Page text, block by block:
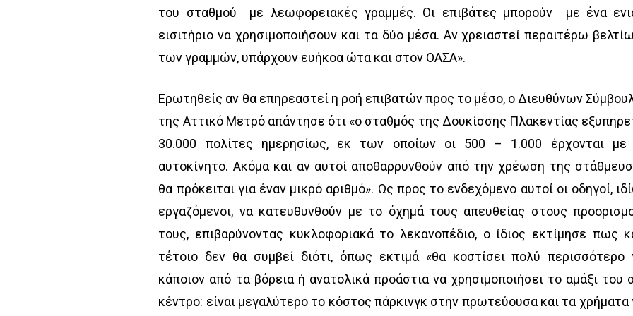
του σταθμού με λεωφορειακές γραμμές. Οι επιβάτες μπορούν με ένα
εισιτήριο να χρησιμοποιήσουν και τα δύο μέσα. Αν χρειαστεί περαιτέρω
των γραμμών, υπάρχουν ευήκοα ώτα και στον ΟΑΣΑ».
Ερωτηθείς αν θα επηρεαστεί η ροή επιβατών προς το μέσο, ο Διευθύνων
της Αττικό Μετρό απάντησε ότι «ο σταθμός της Δουκίσσης Πλακεντίας
30.000 πολίτες ημερησίως, εκ των οποίων οι 500 – 1.000 έρχονται με
αυτοκίνητο. Ακόμα και αν αυτοί αποθαρρυνθούν από την χρέωση της
θα πρόκειται για έναν μικρό αριθμό». Ως προς το ενδεχόμενο αυτοί οι οδηγοί,
εργαζόμενοι, να κατευθυνθούν με το όχημά τους απευθείας στους
τους, επιβαρύνοντας κυκλοφοριακά το λεκανοπέδιο, ο ίδιος εκτίμησε πως
τέτοιο δεν θα συμβεί διότι, όπως εκτιμά «θα κοστίσει πολύ περισσότερο
κάποιον από τα βόρεια ή ανατολικά προάστια να χρησιμοποιήσει το αμάξι του
κέντρο: είναι μεγαλύτερο το κόστος πάρκινγκ στην πρωτεύουσα και τα χρήματα